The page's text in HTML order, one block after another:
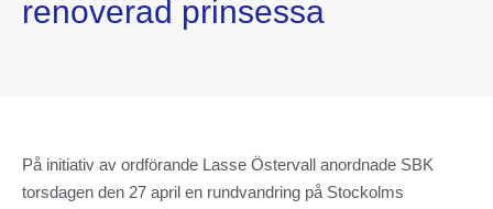
renoverad prinsessa
På initiativ av ordförande Lasse Östervall anordnade SBK
torsdagen den 27 april en rundvandring på Stockolms